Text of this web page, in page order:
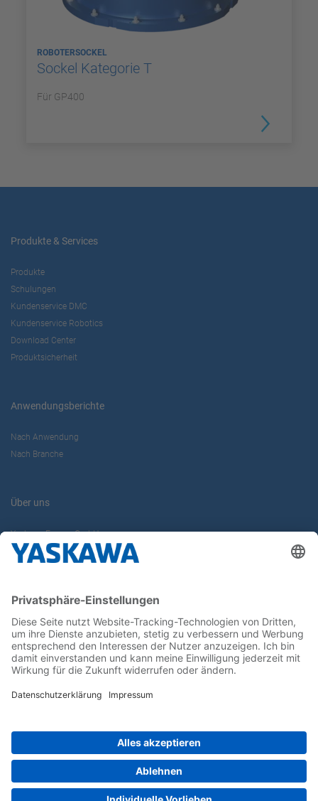
ROBOTERSOCKEL
Sockel Kategorie T
Für GP400
Produkte & Services
Produkte
Schulungen
Kundenservice DMC
Kundenservice Robotics
Download Center
Produktsicherheit
Anwendungsberichte
Nach Anwendung
Nach Branche
Über uns
Yaskawa Europe GmbH
Karriere
Newsletter
Follow us on...
Home Impressum Privacy Cookie Choices